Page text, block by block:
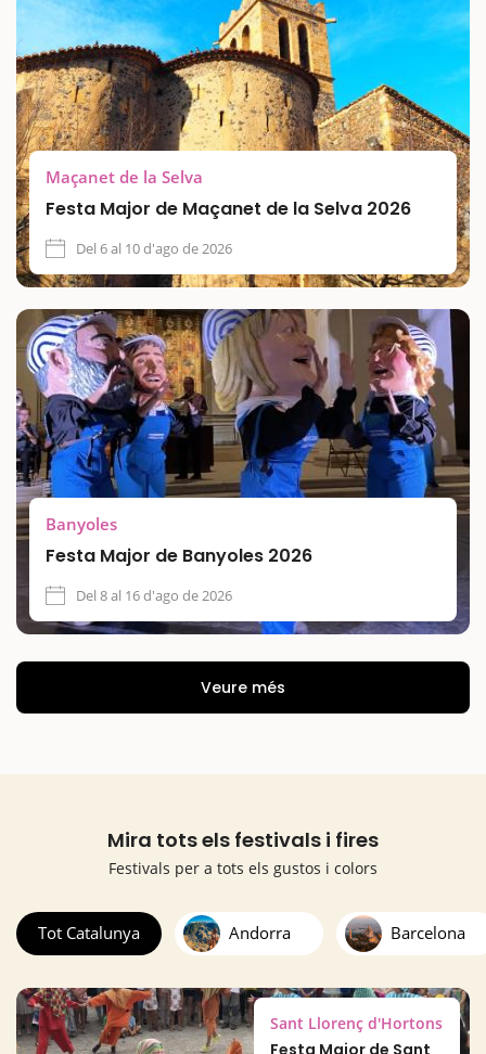
Maçanet de la Selva
Festa Major de Maçanet de la Selva 2026
Del 6 al 10 d'ago de 2026
Banyoles
Festa Major de Banyoles 2026
Del 8 al 16 d'ago de 2026
Veure més
Mira tots els festivals i fires
Festivals per a tots els gustos i colors
Tot Catalunya Andorra Barcelona
Sant Llorenç d'Hortons
Festa Major de Sant